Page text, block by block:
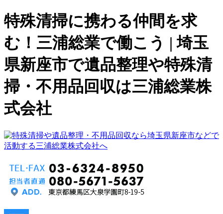
特殊清掃に携わる仲間を求
む！三浦総業で働こう | 埼玉
県新座市で遺品整理や特殊清
掃・不用品回収は三浦総業株
式会社